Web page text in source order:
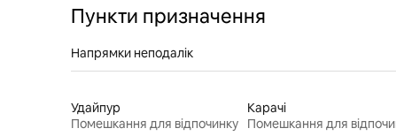
Пункти призначення
Напрямки неподалік
Удайпур
Помешкання для відпочинку
Карачі
Помешкання для